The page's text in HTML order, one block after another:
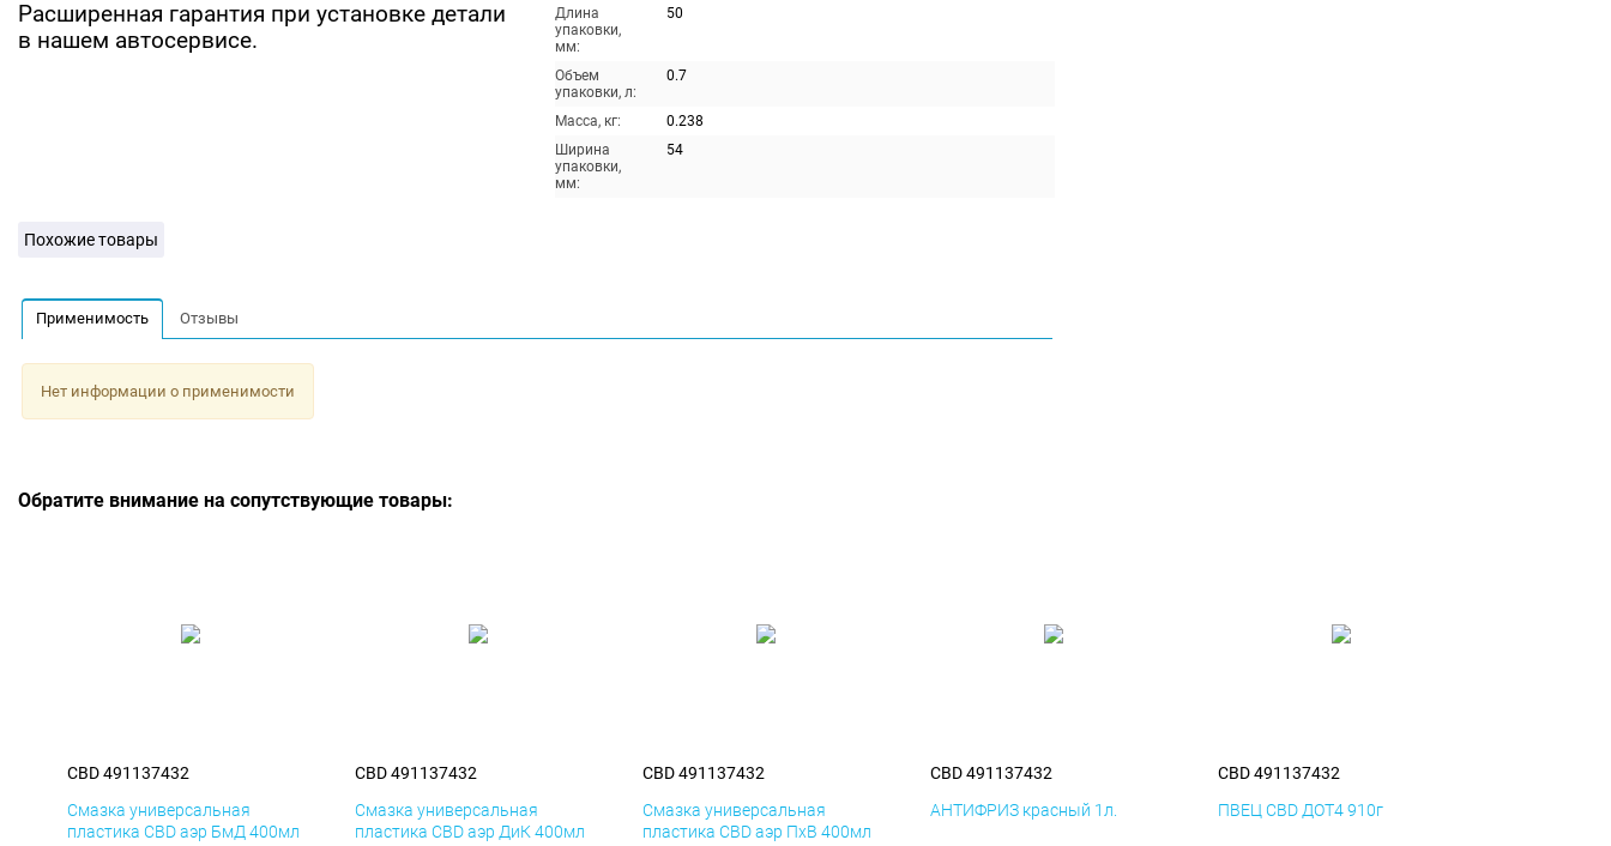
Расширенная гарантия при установке детали
в нашем автосервисе.
Длина
упаковки,
мм:
50
Объем
упаковки, л:
0.7
Масса, кг:
0.238
Ширина
упаковки,
мм:
54
Похожие товары
Применимость Отзывы
Нет информации о применимости
Обратите внимание на сопутствующие товары:
CBD 491137432
Смазка универсальная
пластика CBD аэр БмД 400мл
CBD 491137432
Смазка универсальная
пластика CBD аэр ДиК 400мл
CBD 491137432
Смазка универсальная
пластика CBD аэр ПхВ 400мл
CBD 491137432
АНТИФРИЗ красный 1л.
CBD 491137432
ПВЕЦ CBD ДОТ4 910г